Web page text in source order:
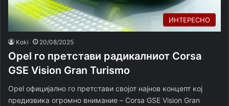
ИНТЕРЕСНО
Koki 20/08/2025
Opel го претстави радикалниот Corsa
GSE Vision Gran Turismo
Opel официјално го претстави својот најнов концепт кој
предизвика огромно внимание – Corsa GSE Vision Gran